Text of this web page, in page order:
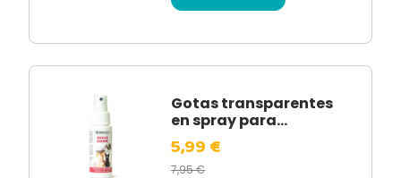
Gotas transparentes
en spray para...
5,99 €
7,95 €